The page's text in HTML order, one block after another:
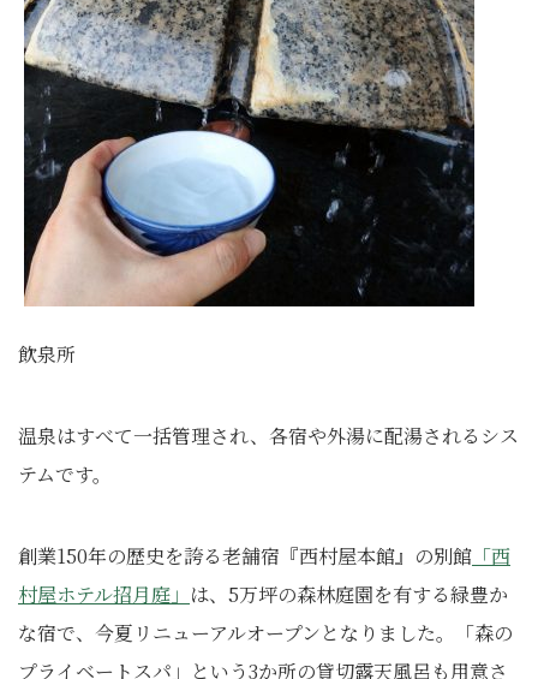
飲泉所
温泉はすべて一括管理され、各宿や外湯に配湯されるシス
テムです。
創業150年の歴史を誇る老舗宿『西村屋本館』の別館 「西
村屋ホテル招月庭」 は、5万坪の森林庭園を有する緑豊か
な宿で、今夏リニューアルオープンとなりました。「森の
プライベートスパ」という3か所の貸切露天風呂も用意さ